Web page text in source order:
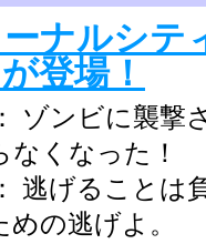
ーナルシ
登場！
ゾンビに襲撃
なくなった！
逃げることは
の逃げよ。